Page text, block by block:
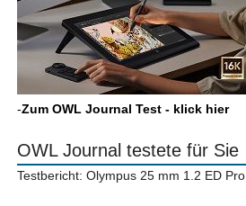
-Zum OWL Journal Test - klick hier
OWL Journal testete für Sie
Testbericht: Olympus 25 mm 1.2 ED Pro